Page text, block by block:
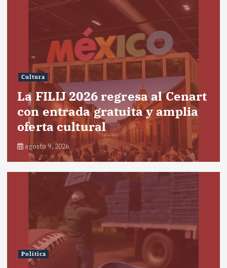
Cultura
La FILIJ 2026 regresa al Cenart
con entrada gratuita y amplia
oferta cultural
agosto 9, 2026
Política